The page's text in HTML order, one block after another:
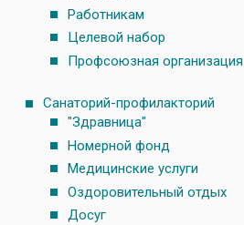
Работникам
Целевой набор
Профсоюзная организация
Санаторий-профилакторий
"Здравница"
Номерной фонд
Медицинские услуги
Оздоровительный отдых
Досуг